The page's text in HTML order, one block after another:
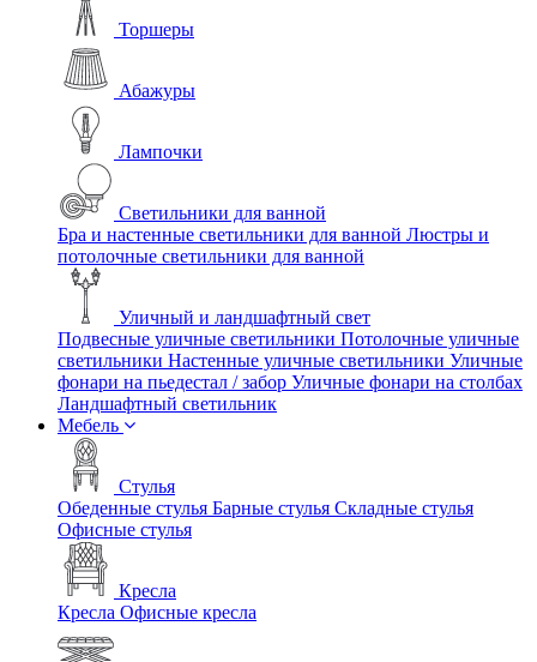
Торшеры
Абажуры
Лампочки
Светильники для ванной
Бра и настенные светильники для ванной Люстры и
потолочные светильники для ванной
Уличный и ландшафтный свет
Подвесные уличные светильники Потолочные уличные
светильники Настенные уличные светильники Уличные
фонари на пьедестал / забор Уличные фонари на столбах
Ландшафтный светильник
Мебель
Стулья
Обеденные стулья Барные стулья Складные стулья
Офисные стулья
Кресла
Кресла Офисные кресла